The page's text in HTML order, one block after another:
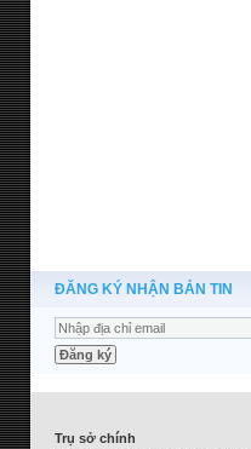
ĐĂNG KÝ NHẬN BẢN TIN
Trụ sở chính